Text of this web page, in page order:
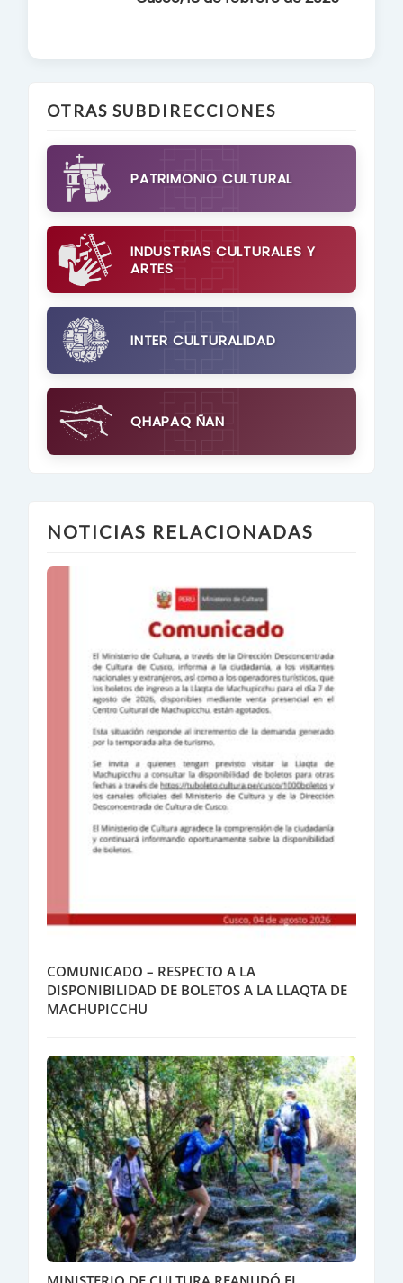
OTRAS SUBDIRECCIONES
PATRIMONIO CULTURAL
INDUSTRIAS CULTURALES Y
ARTES
INTER CULTURALIDAD
QHAPAQ ÑAN
NOTICIAS RELACIONADAS
COMUNICADO – RESPECTO A LA
DISPONIBILIDAD DE BOLETOS A LA LLAQTA DE
MACHUPICCHU